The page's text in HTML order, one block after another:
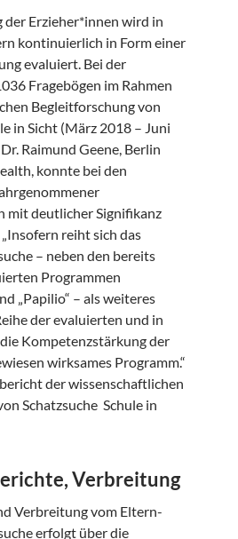
Erzieher*innen wird in
kontinuierlich in Form einer
evaluiert. Bei der
Fragebögen im Rahmen
Begleitforschung von
in Sicht (März 2018 – Juni
Raimund Geene, Berlin
konnte bei den
mit deutlicher Signifikanz
reiht sich das
– neben den bereits
Programmen
„Papilio“ – als weiteres
der evaluierten und in
Kompetenzstärkung der
wirksames Programm.“
der wissenschaftlichen
Schatzsuche Schule in
Verbreitung
Verbreitung vom Eltern-
erfolgt über die